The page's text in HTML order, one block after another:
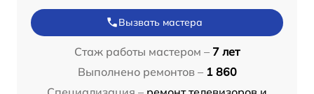
Вызвать мастера
Стаж работы мастером – 7 лет
Выполнено ремонтов – 1 860